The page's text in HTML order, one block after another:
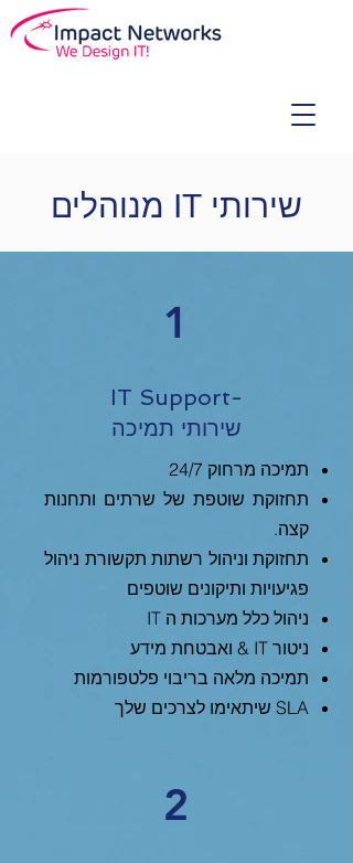
שירותי IT מנוהלים
1
IT Support-
שירותי תמיכה
תמיכה מרחוק 24/7
תחזוקת שוטפת של שרתים ותחנות
קצה.
תחזוקת וניהול רשתות תקשורת ניהול
פגיעויות ותיקונים שוטפים
ניהול כלל מערכות ה IT
ניטור IT & ואבטחת מידע
תמיכה מלאה בריבוי פלטפורמות
SLA שיתאימו לצרכים שלך
2